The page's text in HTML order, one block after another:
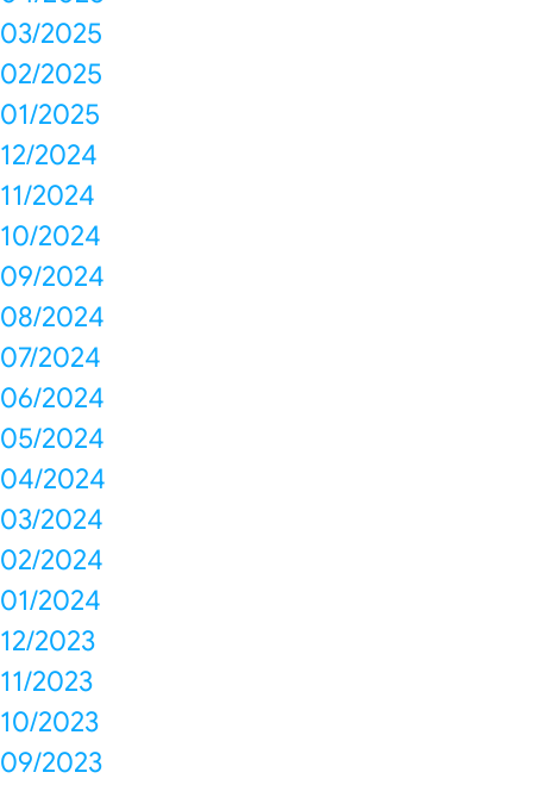
03/2025
02/2025
01/2025
12/2024
11/2024
10/2024
09/2024
08/2024
07/2024
06/2024
05/2024
04/2024
03/2024
02/2024
01/2024
12/2023
11/2023
10/2023
09/2023